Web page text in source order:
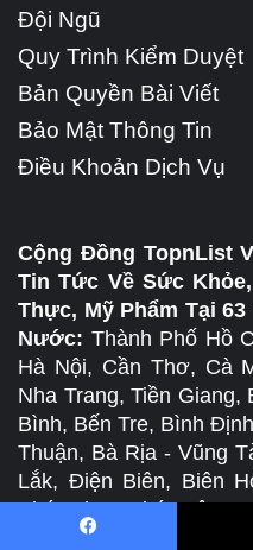
Đội Ngũ
Quy Trình Kiểm Duyệt
Bản Quyền Bài Viết
Bảo Mật Thông Tin
Điều Khoản Dịch Vụ
Cộng Đồng TopnList
Tin Tức Về Sức
Thực, Mỹ Phẩm Tại
Nước: Thành Phố Hồ
Hà Nội, Cần Thơ, Cà
Nha Trang, Tiền Giang,
Bình, Bến Tre, Bình
Thuận, Bà Rịa - Vũng
Lắk, Điện Biên, Biên
Phú Thọ, Phú Yên,
Quảng Ngãi, Quảng